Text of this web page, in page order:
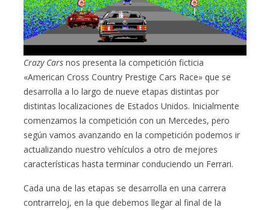
Crazy Cars nos presenta la competición ficticia
«American Cross Country Prestige Cars Race» que se
desarrolla a lo largo de nueve etapas distintas por
distintas localizaciones de Estados Unidos. Inicialmente
comenzamos la competición con un Mercedes, pero
según vamos avanzando en la competición podemos ir
actualizando nuestro vehículos a otro de mejores
características hasta terminar conduciendo un Ferrari.
Cada una de las etapas se desarrolla en una carrera
contrarreloj, en la que debemos llegar al final de la